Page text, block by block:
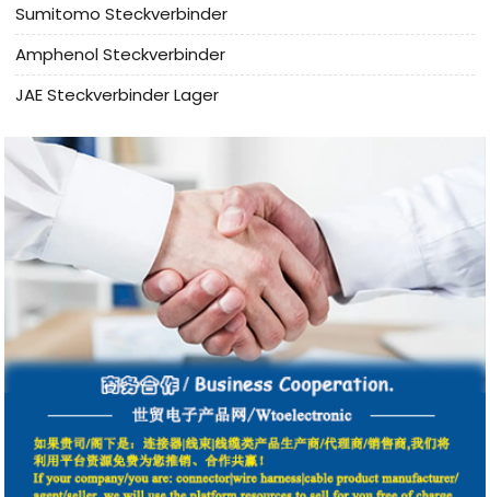
Sumitomo Steckverbinder
Amphenol Steckverbinder
JAE Steckverbinder Lager